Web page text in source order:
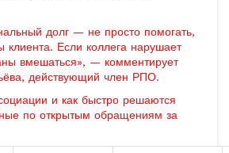
долг — не просто помогать,
клиента. Если коллега нарушает
вмешаться», — комментирует
действующий член РПО.
и как быстро решаются
по открытым обращениям за